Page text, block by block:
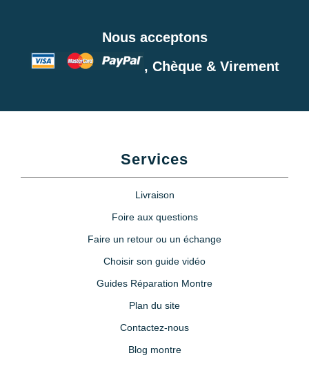
Nous acceptons
, Chèque & Virement
Services
Livraison
Foire aux questions
Faire un retour ou un échange
Choisir son guide vidéo
Guides Réparation Montre
Plan du site
Contactez-nous
Blog montre